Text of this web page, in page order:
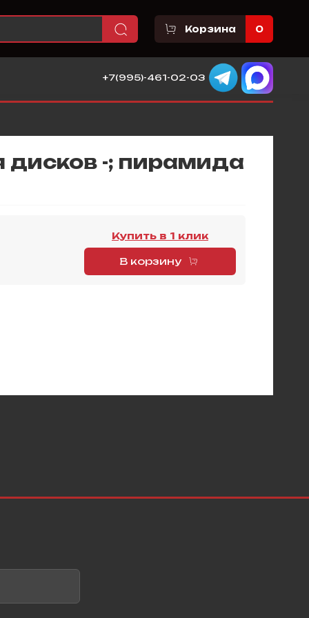
Корзина 0
+7(995)-461-02-03
дисков -; пирамида
Купить в 1 клик
В корзину